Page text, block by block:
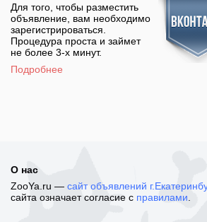
Для того, чтобы разместить
объявление, вам необходимо
зарегистрироваться.
Процедура проста и займет
не более 3-х минут.
Подробнее
О нас
ZooYa.ru — сайт объявлений
сайта означает согласие с правилами